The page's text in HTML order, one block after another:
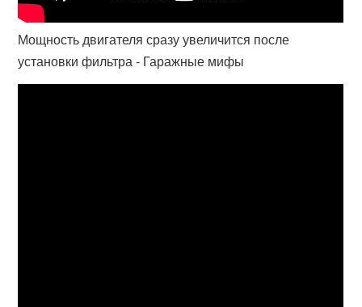
Мощность двигателя сразу увеличится после
установки фильтра - Гаражные мифы